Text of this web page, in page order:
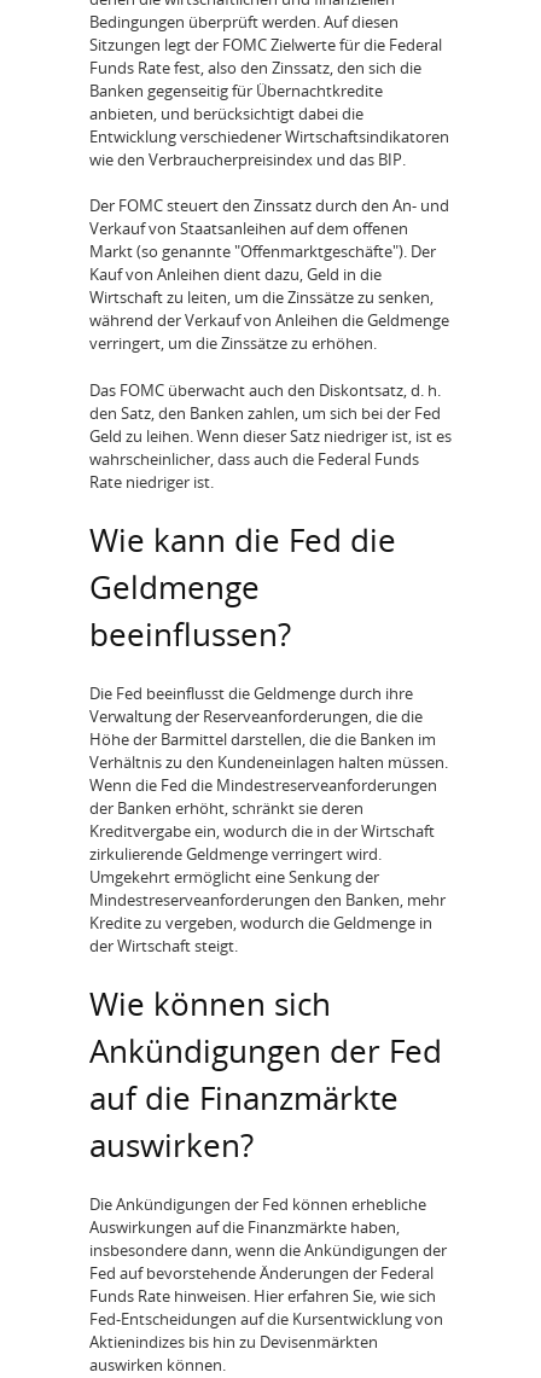
Bedingungen überprüft werden. Auf diesen
Sitzungen legt der FOMC Zielwerte für die Federal
Funds Rate fest, also den Zinssatz, den sich die
Banken gegenseitig für Übernachtkredite
anbieten, und berücksichtigt dabei die
Entwicklung verschiedener Wirtschaftsindikatoren
wie den Verbraucherpreisindex und das BIP.
Der FOMC steuert den Zinssatz durch den An- und
Verkauf von Staatsanleihen auf dem offenen
Markt (so genannte "Offenmarktgeschäfte"). Der
Kauf von Anleihen dient dazu, Geld in die
Wirtschaft zu leiten, um die Zinssätze zu senken,
während der Verkauf von Anleihen die Geldmenge
verringert, um die Zinssätze zu erhöhen.
Das FOMC überwacht auch den Diskontsatz, d. h.
den Satz, den Banken zahlen, um sich bei der Fed
Geld zu leihen. Wenn dieser Satz niedriger ist, ist es
wahrscheinlicher, dass auch die Federal Funds
Rate niedriger ist.
Wie kann die Fed die
Geldmenge
beeinflussen?
Die Fed beeinflusst die Geldmenge durch ihre
Verwaltung der Reserveanforderungen, die die
Höhe der Barmittel darstellen, die die Banken im
Verhältnis zu den Kundeneinlagen halten müssen.
Wenn die Fed die Mindestreserveanforderungen
der Banken erhöht, schränkt sie deren
Kreditvergabe ein, wodurch die in der Wirtschaft
zirkulierende Geldmenge verringert wird.
Umgekehrt ermöglicht eine Senkung der
Mindestreserveanforderungen den Banken, mehr
Kredite zu vergeben, wodurch die Geldmenge in
der Wirtschaft steigt.
Wie können sich
Ankündigungen der Fed
auf die Finanzmärkte
auswirken?
Die Ankündigungen der Fed können erhebliche
Auswirkungen auf die Finanzmärkte haben,
insbesondere dann, wenn die Ankündigungen der
Fed auf bevorstehende Änderungen der Federal
Funds Rate hinweisen. Hier erfahren Sie, wie sich
Fed-Entscheidungen auf die Kursentwicklung von
Aktienindizes bis hin zu Devisenmärkten
auswirken können.